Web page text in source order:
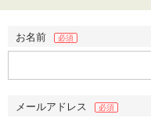
お名前 必須
メールアドレス 必須